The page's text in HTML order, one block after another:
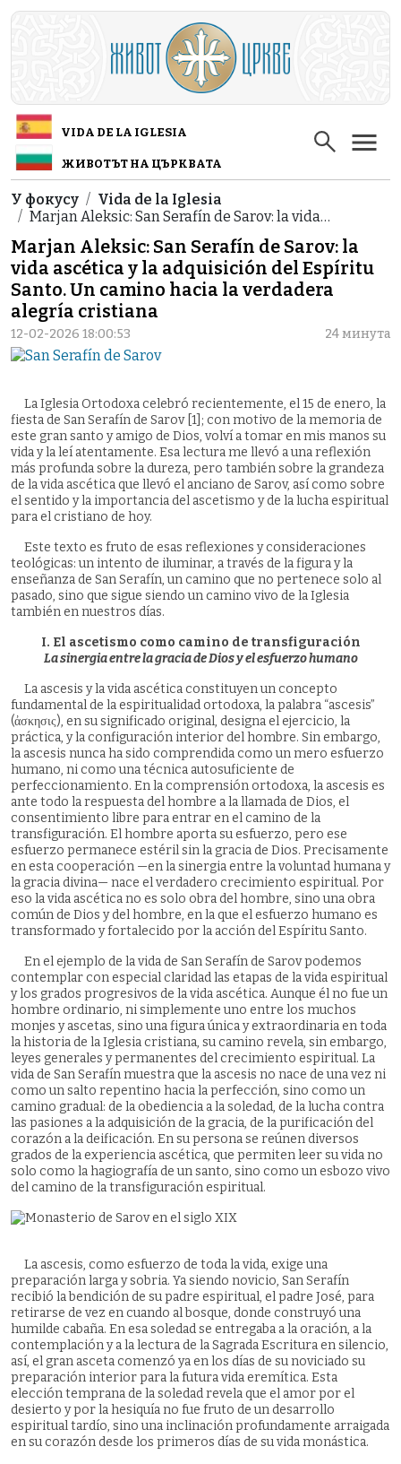
Skip to main content
VIDA DE LA IGLESIA
ЖИВОТЪТ НА ЦЪРКВАТА
Breadcrumb
У фокусу
Vida de la Iglesia
Marjan Aleksic: San Serafín de Sarov: la vida…
Marjan Aleksic: San Serafín de Sarov: la
vida ascética y la adquisición del Espíritu
Santo. Un camino hacia la verdadera
alegría cristiana
12-02-2026 18:00:53 24 минута
La Iglesia Ortodoxa celebró recientemente, el 15 de enero, la
fiesta de San Serafín de Sarov [1]; con motivo de la memoria de
este gran santo y amigo de Dios, volví a tomar en mis manos su
vida y la leí atentamente. Esa lectura me llevó a una reflexión
más profunda sobre la dureza, pero también sobre la grandeza
de la vida ascética que llevó el anciano de Sarov, así como sobre
el sentido y la importancia del ascetismo y de la lucha espiritual
para el cristiano de hoy.
Este texto es fruto de esas reflexiones y consideraciones
teológicas: un intento de iluminar, a través de la figura y la
enseñanza de San Serafín, un camino que no pertenece solo al
pasado, sino que sigue siendo un camino vivo de la Iglesia
también en nuestros días.
I. El ascetismo como camino de transfiguración
La sinergia entre la gracia de Dios y el esfuerzo humano
La ascesis y la vida ascética constituyen un concepto
fundamental de la espiritualidad ortodoxa, la palabra “ascesis”
(ἀσκησις), en su significado original, designa el ejercicio, la
práctica, y la configuración interior del hombre. Sin embargo,
la ascesis nunca ha sido comprendida como un mero esfuerzo
humano, ni como una técnica autosuficiente de
perfeccionamiento. En la comprensión ortodoxa, la ascesis es
ante todo la respuesta del hombre a la llamada de Dios, el
consentimiento libre para entrar en el camino de la
transfiguración. El hombre aporta su esfuerzo, pero ese
esfuerzo permanece estéril sin la gracia de Dios. Precisamente
en esta cooperación —en la sinergia entre la voluntad humana y
la gracia divina— nace el verdadero crecimiento espiritual. Por
eso la vida ascética no es solo obra del hombre, sino una obra
común de Dios y del hombre, en la que el esfuerzo humano es
transformado y fortalecido por la acción del Espíritu Santo.
En el ejemplo de la vida de San Serafín de Sarov podemos
contemplar con especial claridad las etapas de la vida espiritual
y los grados progresivos de la vida ascética. Aunque él no fue un
hombre ordinario, ni simplemente uno entre los muchos
monjes y ascetas, sino una figura única y extraordinaria en toda
la historia de la Iglesia cristiana, su camino revela, sin embargo,
leyes generales y permanentes del crecimiento espiritual. La
vida de San Serafín muestra que la ascesis no nace de una vez ni
como un salto repentino hacia la perfección, sino como un
camino gradual: de la obediencia a la soledad, de la lucha contra
las pasiones a la adquisición de la gracia, de la purificación del
corazón a la deificación. En su persona se reúnen diversos
grados de la experiencia ascética, que permiten leer su vida no
solo como la hagiografía de un santo, sino como un esbozo vivo
del camino de la transfiguración espiritual.
La ascesis, como esfuerzo de toda la vida, exige una
preparación larga y sobria. Ya siendo novicio, San Serafín
recibió la bendición de su padre espiritual, el padre José, para
retirarse de vez en cuando al bosque, donde construyó una
humilde cabaña. En esa soledad se entregaba a la oración, a la
contemplación y a la lectura de la Sagrada Escritura en silencio,
así, el gran asceta comenzó ya en los días de su noviciado su
preparación interior para la futura vida eremítica. Esta
elección temprana de la soledad revela que el amor por el
desierto y por la hesiquía no fue fruto de un desarrollo
espiritual tardío, sino una inclinación profundamente arraigada
en su corazón desde los primeros días de su vida monástica.